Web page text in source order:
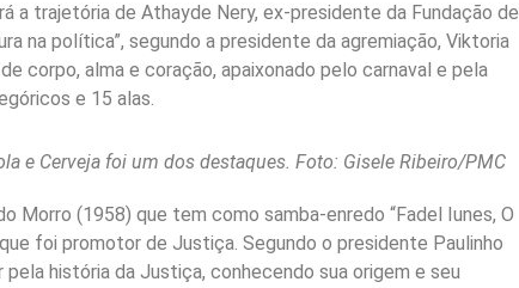
a trajetória de Athayde Nery, ex-presidente da Fundação de
na política”, segundo a presidente da agremiação, Viktoria
corpo, alma e coração, apaixonado pelo carnaval e pela
e 15 alas.
e Cerveja foi um dos destaques. Foto: Gisele Ribeiro/PMC
Morro (1958) que tem como samba-enredo “Fadel Iunes, O
foi promotor de Justiça. Segundo o presidente Paulinho
história da Justiça, conhecendo sua origem e seu